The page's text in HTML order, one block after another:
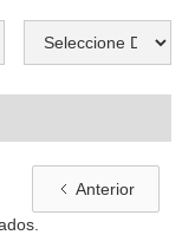
Anterior